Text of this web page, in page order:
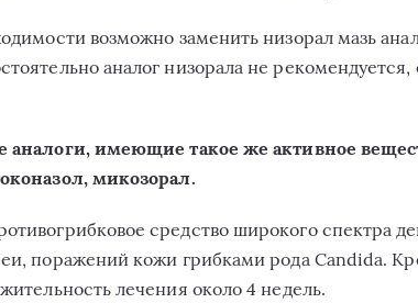
возможно заменить низорал мазь
аналог низорала не рекомендуется,
аналоги, имеющие такое же активное
микозорал.
средство широкого спектра
поражений кожи грибками рода Candida.
лечения около 4 недель.